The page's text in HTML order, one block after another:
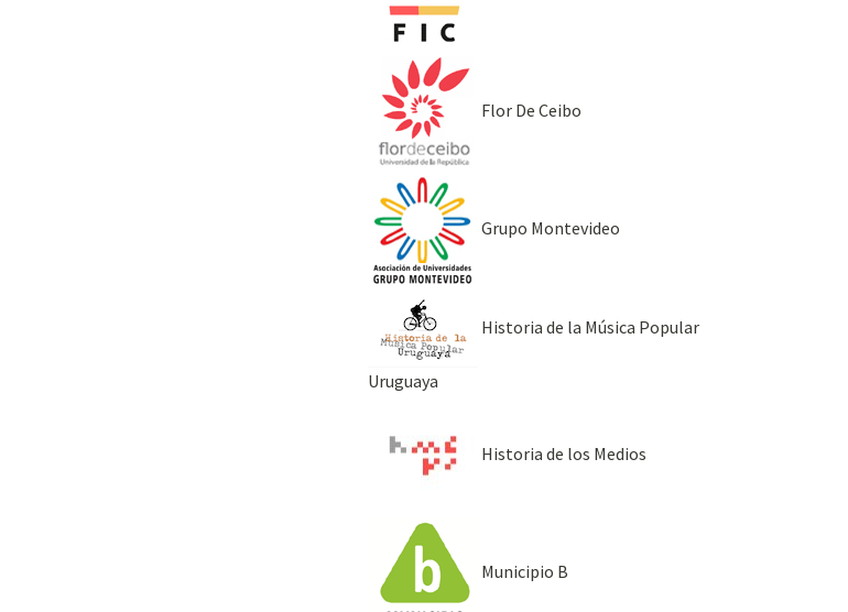
Flor De Ceibo
Grupo Montevideo
Historia de la Música Popular
Uruguaya
Historia de los Medios
Municipio B